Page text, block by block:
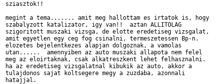
sziasztok!!
megint a tema....... amit meg hallottam es irtatok is, hogy
szabalyzott katalizator, igy van!!  aztan ALLITOLAG
szigoritott muszaki vizsga, de elotte eredetiseg vizsgalat,
amit egyetlen egy ceg fog csinalni, termeszetessen Bp-n.
elozetes bejelentkezes alapjan dolgoznak, a vamolas
utan......  amennyiben az auto muszaki allapota nem felel
meg az eloirtaknak, csak alkatreszkent lehet felhasznalni.
ha az eredetiseg vizsgalatnal kibukik az auto, akkor a
tulajdonos sajat koltsegere megy a zuzdaba, azonnali
hatajjal.